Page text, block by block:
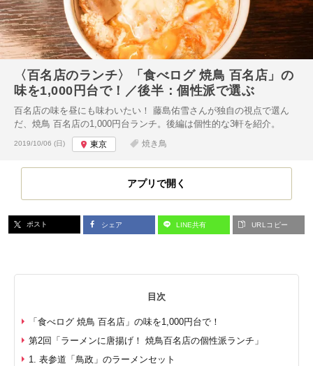
〈百名店のランチ〉「食べログ 焼鳥 百名店」の
味を1,000円台で！／後半：個性派で選ぶ
百名店の味を昼にも味わいたい！ 藤島佑雪さんが独自の視点で選ん
だ、焼鳥 百名店の1,000円台ランチ。後編は個性的な3軒を紹介。
投稿日:
2019/10/06 (日) 東京 焼き鳥
アプリで開く
ポスト シェア LINE共有 URLコピー
目次
「食べログ 焼鳥 百名店」の味を1,000円台で！
第2回「ラーメンに唐揚げ！ 焼鳥百名店の個性派ランチ」
1. 表参道「鳥政」のラーメンセット